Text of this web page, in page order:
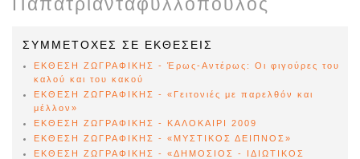
ΣΥΜΜΕΤΟΧΕΣ ΣΕ ΕΚΘΕΣΕΙΣ
ΕΚΘΕΣΗ ΖΩΓΡΑΦΙΚΗΣ - Έρως-Αντέρως: Οι φιγούρες του
καλού και του κακού
ΕΚΘΕΣΗ ΖΩΓΡΑΦΙΚΗΣ - «Γειτονιές με παρελθόν και
μέλλον»
ΕΚΘΕΣΗ ΖΩΓΡΑΦΙΚΗΣ - ΚΑΛΟΚΑΙΡΙ 2009
ΕΚΘΕΣΗ ΖΩΓΡΑΦΙΚΗΣ - «ΜΥΣΤΙΚΟΣ ΔΕΙΠΝΟΣ»
ΕΚΘΕΣΗ ΖΩΓΡΑΦΙΚΗΣ - «ΔΗΜΟΣΙΟΣ - ΙΔΙΩΤΙΚΟΣ